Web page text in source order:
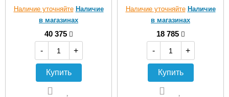
Наличие уточняйте Наличие
в магазинах
40 375
-
+
Купить
Наличие уточняйте Наличие
в магазинах
18 785
-
+
Купить